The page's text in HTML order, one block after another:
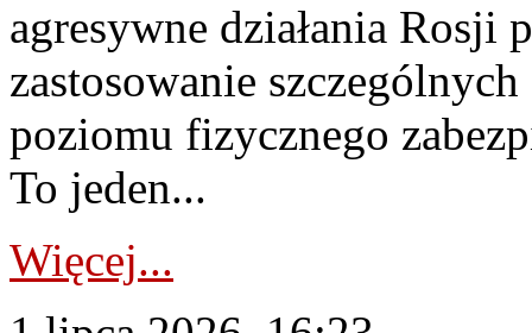
agresywne działania Rosji
zastosowanie
poziomu fizycznego
To jeden...
Więcej...